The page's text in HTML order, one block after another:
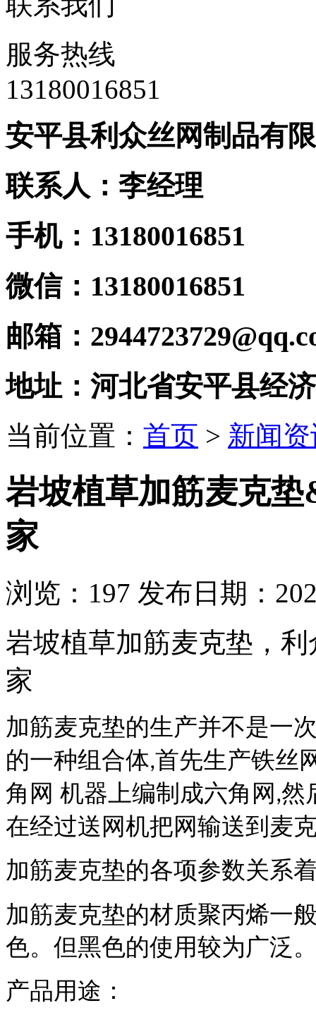
服务热线
13180016851
安平县利众丝网制品有
联系人：李经理
手机：13180016851
微信：13180016851
邮箱：
地址：河北省安平县经
当前位置： 首页 > 新闻
岩坡植草加筋麦克
家
浏览： 197 发布日期：
岩坡植草加筋麦克垫，
家
加筋麦克垫的生产并不是一
的一种组合体,首先生产铁丝
角网 机器上编制成六角网 ,然
在经过送网机把网输送到麦
加筋麦克垫的各项参数关系
加筋麦克垫的材质聚丙烯一
色。但黑色的使用较为广泛
产品用途：